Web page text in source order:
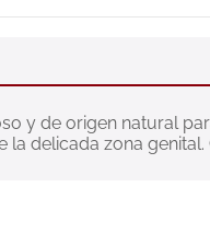
y de origen natural
delicada zona genital.